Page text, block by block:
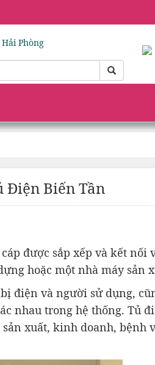
Phòng
Điện Biến Tần
được sắp xếp và kết nối
hoặc một nhà máy sản
điện và người sử dụng,
nhau trong hệ thống. Tủ
xuất, kinh doanh, bệnh